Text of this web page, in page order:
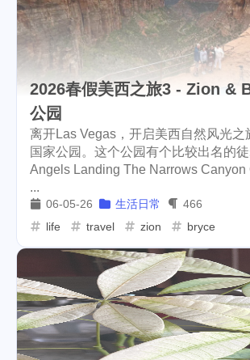
2026春假美西之旅3 - Zion &
公园
离开Las Vegas，开启美西自然风光之
国家公园。这个公园有个比较出名的
Angels Landing The Narrows Canyon
...
06-05-26 生活日常
466
life
travel zion bryce